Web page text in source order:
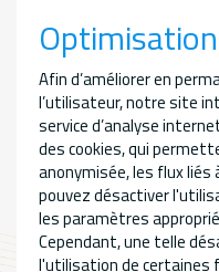
Afin d’améliorer en
l’utilisateur, notre site
service d’analyse
des cookies, qui
anonymisée, les flux liés
pouvez désactiver
les paramètres
Cependant, une telle
l'utilisation de certaines